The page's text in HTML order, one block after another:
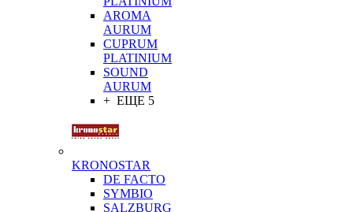
AROMA
AURUM
CUPRUM
PLATINIUM
SOUND
AURUM
+ ЕЩЕ 5
KRONOSTAR
DE FACTO
SYMBIO
SALZBURG